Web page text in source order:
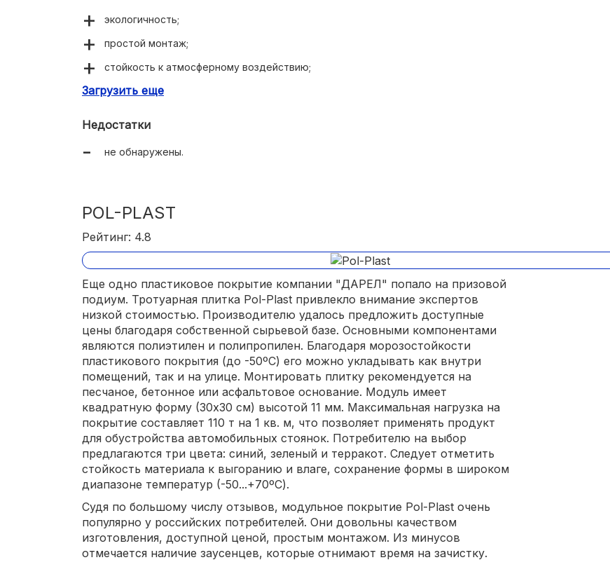
экологичность;
простой монтаж;
стойкость к атмосферному воздействию;
красивый дизайн.
Загрузить еще
Недостатки
не обнаружены.
POL-PLAST
Рейтинг: 4.8
Еще одно пластиковое покрытие компании "ДАРЕЛ" попало на призовой
подиум. Тротуарная плитка Pol-Plast привлекло внимание экспертов
низкой стоимостью. Производителю удалось предложить доступные
цены благодаря собственной сырьевой базе. Основными компонентами
являются полиэтилен и полипропилен. Благодаря морозостойкости
пластикового покрытия (до -50ºС) его можно укладывать как внутри
помещений, так и на улице. Монтировать плитку рекомендуется на
песчаное, бетонное или асфальтовое основание. Модуль имеет
квадратную форму (30х30 см) высотой 11 мм. Максимальная нагрузка на
покрытие составляет 110 т на 1 кв. м, что позволяет применять продукт
для обустройства автомобильных стоянок. Потребителю на выбор
предлагаются три цвета: синий, зеленый и терракот. Следует отметить
стойкость материала к выгоранию и влаге, сохранение формы в широком
диапазоне температур (-50...+70ºС).
Судя по большому числу отзывов, модульное покрытие Pol-Plast очень
популярно у российских потребителей. Они довольны качеством
изготовления, доступной ценой, простым монтажом. Из минусов
отмечается наличие заусенцев, которые отнимают время на зачистку.